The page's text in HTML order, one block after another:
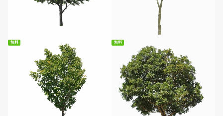
無料ダウンロード 無料ダウンロード
無料 無料